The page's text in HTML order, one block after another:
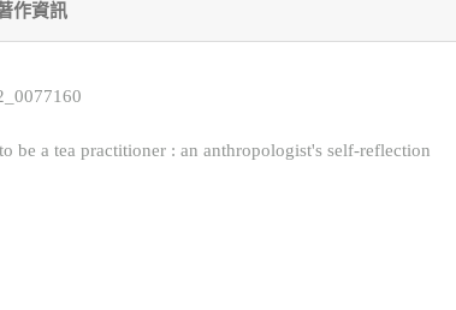
作資訊
be a tea practitioner : an anthropologist's self-reflection